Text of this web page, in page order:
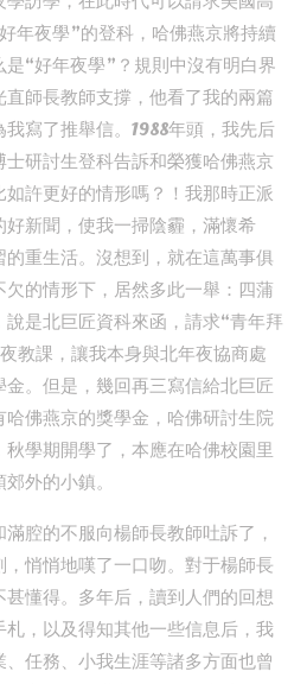
年夜學”的登科，哈佛燕京將持續
“好年夜學”？規則中沒有明白界
師長教師支撐，他看了我的兩篇
寫了推舉信。1988年頭，我先后
研討生登科告訴和榮獲哈佛燕京
許更好的情形嗎？！我那時正派
新聞，使我一掃陰霾，滿懷希
重生活。沒想到，就在這萬事俱
的情形下，居然多此一舉：四蒲
是北巨匠資科來函，請求“青年拜
教課，讓我本身與北年夜協商處
。但是，幾回再三寫信給北巨匠
佛燕京的獎學金，哈佛研討生院
學期開學了，本應在哈佛校園里
外的小鎮。
腔的不服向楊師長教師吐訴了，
悄悄地嘆了一口吻。對于楊師長
懂得。多年后，讀到人們的回想
，以及得知其他一些信息后，我
任務、小我生涯等諸多方面也曾